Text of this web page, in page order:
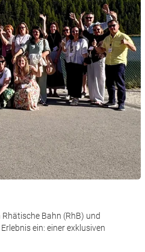
Bahn (RhB) und
ein: einer exklusiven